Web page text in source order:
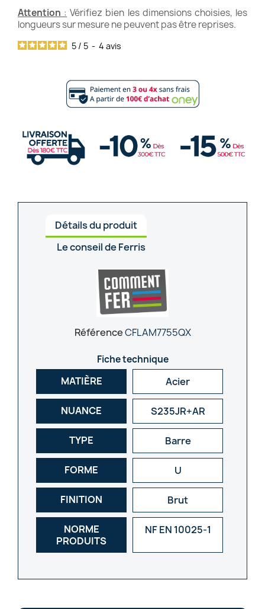
Attention : Vérifiez bien les dimensions choisies, les
longueurs sur mesure ne peuvent pas être reprises.
5 / 5 - 4 avis
Détails du produit
Le conseil de Ferris
RéférenceCFLAM7755QX
Fiche technique
MATIÈRE Acier
NUANCE S235JR+AR
TYPE Barre
FORME U
FINITION Brut
NORME
PRODUITS
NF EN 10025-1